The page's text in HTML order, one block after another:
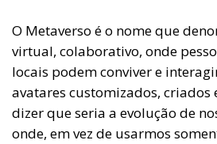
O Metaverso é o nome que
virtual, colaborativo, onde
locais podem conviver e
avatares customizados, criados
dizer que seria a evolução de
onde, em vez de usarmos